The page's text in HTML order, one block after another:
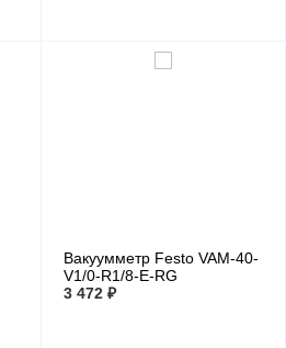
Вакуумметр Festo VAM-40-
V1/0-R1/8-E-RG
3 472 ₽